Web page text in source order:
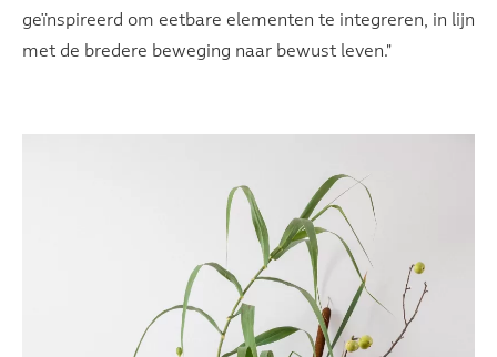
geïnspireerd om eetbare elementen te integreren, in lijn
met de bredere beweging naar bewust leven."